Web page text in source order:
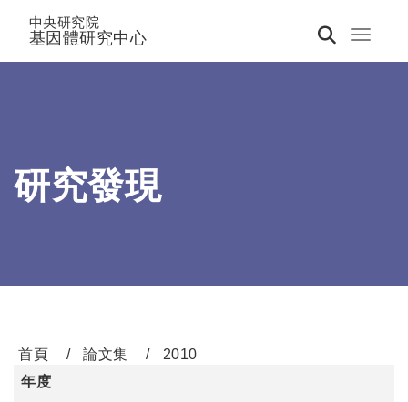
Toggle
中央研究院
基因體研究中心
研究發現
首頁 論文集
2010
年度